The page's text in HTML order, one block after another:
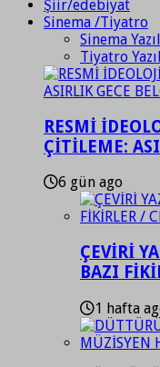
Şiir/edebiyat
Sinema /Tiyatro
Sinema
Tiyatro
RESMİ
ÇİTİLEME:
6 gün ago
ÇEVİRİ
BAZI
1 hafta